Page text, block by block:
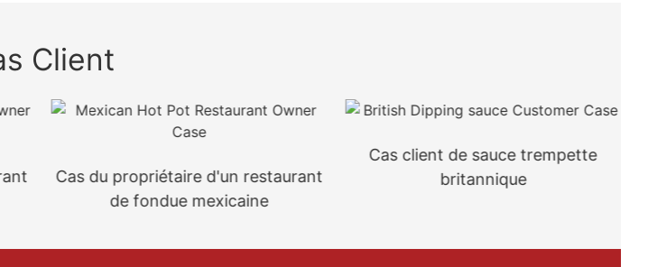
Client
Cas du propriétaire d'un restaurant
de fondue mexicaine
Cas client de sauce trempette
britannique